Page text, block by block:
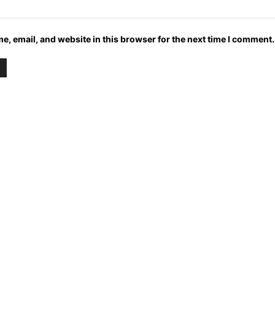
email, and website in this browser for the next time I comment.